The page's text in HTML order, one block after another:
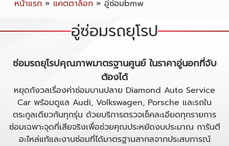
หน้าแรก » แคตตาล็อก » อู่ซ่อมbmw
อู่ซ่อมรถยุโรป
ซ่อมรถยุโรปคุณภาพมาตรฐานศูนย์ ในราคาอู่นอกที่จับ
ต้องได้
หยุดกังวลเรื่องค่าซ่อมบานปลาย Diamond Auto Service
Car พร้อมดูแล Audi, Volkswagen, Porsche และรถใน
ตระกูลเดียวกันทุกรุ่น ด้วยบริการตรวจเช็คละเอียดทุกรายการ
ซ่อมเฉพาะจุดที่เสียจริงเพื่อช่วยคุณประหยัดงบประมาณ การันตี
อะไหล่แท้และงานซ่อมที่ได้มาตรฐานสากลจากประสบการณ์